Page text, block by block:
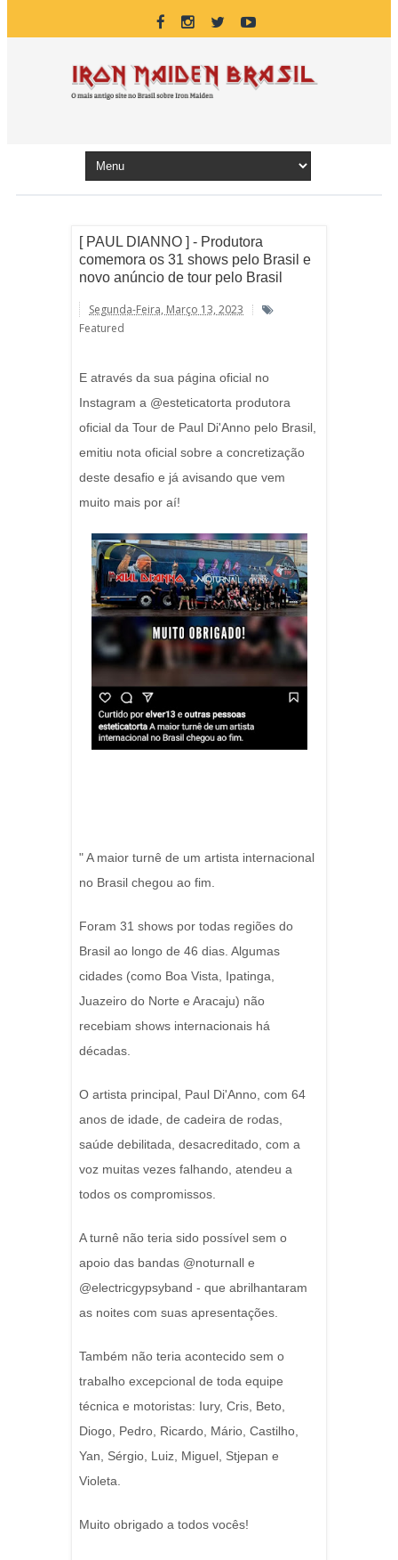
[ PAUL DIANNO ] - Produtora
comemora os 31 shows pelo Brasil e
novo anúncio de tour pelo Brasil
Segunda-Feira, Março 13, 2023
Featured
E através da sua página oficial no
Instagram a @esteticatorta produtora
oficial da Tour de Paul Di'Anno pelo Brasil,
emitiu nota oficial sobre a concretização
deste desafio e já avisando que vem
muito mais por aí!
" A maior turnê de um artista internacional
no Brasil chegou ao fim.
Foram 31 shows por todas regiões do
Brasil ao longo de 46 dias. Algumas
cidades (como Boa Vista, Ipatinga,
Juazeiro do Norte e Aracaju) não
recebiam shows internacionais há
décadas.
O artista principal, Paul Di'Anno, com 64
anos de idade, de cadeira de rodas,
saúde debilitada, desacreditado, com a
voz muitas vezes falhando, atendeu a
todos os compromissos.
A turnê não teria sido possível sem o
apoio das bandas @noturnall e
@electricgypsyband - que abrilhantaram
as noites com suas apresentações.
Também não teria acontecido sem o
trabalho excepcional de toda equipe
técnica e motoristas: Iury, Cris, Beto,
Diogo, Pedro, Ricardo, Mário, Castilho,
Yan, Sérgio, Luiz, Miguel, Stjepan e
Violeta.
Muito obrigado a todos vocês!